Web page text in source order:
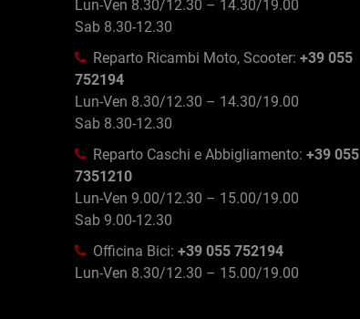
Lun-Ven 8.30/12.30 – 14.30/19.00
Sab 8.30-12.30
Reparto Ricambi Moto, Scooter: +39 055
752194
Lun-Ven 8.30/12.30 – 14.30/19.00
Sab 8.30-12.30
Reparto Caschi e Abbigliamento: +39 055
7351210
Lun-Ven 9.00/12.30 – 15.00/19.00
Sab 9.00-12.30
Officina Bici: +39 055 752194
Lun-Ven 8.30/12.30 – 15.00/19.00